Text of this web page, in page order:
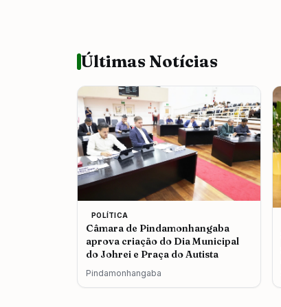
Últimas Notícias
POLÍTICA
Câmara de Pindamonhangaba
aprova criação do Dia Municipal
do Johrei e Praça do Autista
Pindamonhangaba